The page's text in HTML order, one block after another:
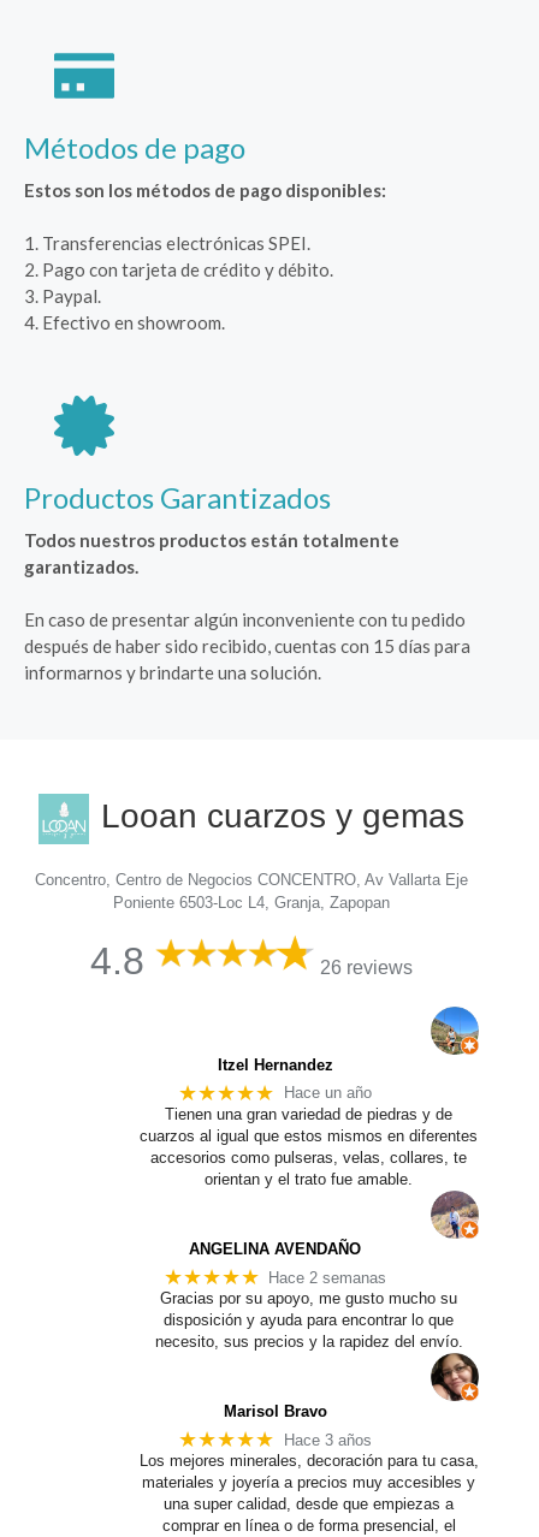
Métodos de pago
Estos son los métodos de pago disponibles:
1. Transferencias electrónicas SPEI.
2. Pago con tarjeta de crédito y débito.
3. Paypal.
4. Efectivo en showroom.
Productos Garantizados
Todos nuestros productos están totalmente
garantizados.
En caso de presentar algún inconveniente con tu pedido
después de haber sido recibido, cuentas con 15 días para
informarnos y brindarte una solución.
Looan cuarzos y gemas
Concentro, Centro de Negocios CONCENTRO, Av Vallarta Eje
Poniente 6503-Loc L4, Granja, Zapopan
4.8 26 reviews
Itzel Hernandez
★★★★★
Hace un año
Tienen una gran variedad de piedras y de
cuarzos al igual que estos mismos en diferentes
accesorios como pulseras, velas, collares, te
orientan y el trato fue amable.
ANGELINA AVENDAÑO
★★★★★ Hace 2 semanas
Gracias por su apoyo, me gusto mucho su
disposición y ayuda para encontrar lo que
necesito, sus precios y la rapidez del envío.
Marisol Bravo
★★★★★
Hace 3 años
Los mejores minerales, decoración para tu casa,
materiales y joyería a precios muy accesibles y
una super calidad, desde que empiezas a
comprar en línea o de forma presencial, el